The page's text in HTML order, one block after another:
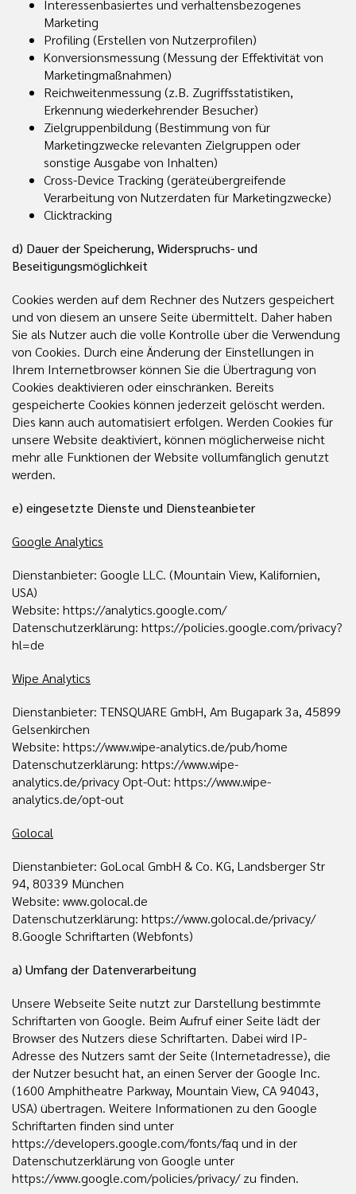
Interessenbasiertes und verhaltensbezogenes
Marketing
Profiling (Erstellen von Nutzerprofilen)
Konversionsmessung (Messung der Effektivität von
Marketingmaßnahmen)
Reichweitenmessung (z.B. Zugriffsstatistiken,
Erkennung wiederkehrender Besucher)
Zielgruppenbildung (Bestimmung von für
Marketingzwecke relevanten Zielgruppen oder
sonstige Ausgabe von Inhalten)
Cross-Device Tracking (geräteübergreifende
Verarbeitung von Nutzerdaten für Marketingzwecke)
Clicktracking
d) Dauer der Speicherung, Widerspruchs- und
Beseitigungsmöglichkeit
Cookies werden auf dem Rechner des Nutzers gespeichert
und von diesem an unsere Seite übermittelt. Daher haben
Sie als Nutzer auch die volle Kontrolle über die Verwendung
von Cookies. Durch eine Änderung der Einstellungen in
Ihrem Internetbrowser können Sie die Übertragung von
Cookies deaktivieren oder einschränken. Bereits
gespeicherte Cookies können jederzeit gelöscht werden.
Dies kann auch automatisiert erfolgen. Werden Cookies für
unsere Website deaktiviert, können möglicherweise nicht
mehr alle Funktionen der Website vollumfänglich genutzt
werden.
e) eingesetzte Dienste und Diensteanbieter
Google Analytics
Dienstanbieter: Google LLC. (Mountain View, Kalifornien,
USA)
Website: https://analytics.google.com/
Datenschutzerklärung: https://policies.google.com/privacy?
hl=de
Wipe Analytics
Dienstanbieter: TENSQUARE GmbH, Am Bugapark 3a, 45899
Gelsenkirchen
Website: https://www.wipe-analytics.de/pub/home
Datenschutzerklärung: https://www.wipe-
analytics.de/privacy Opt-Out: https://www.wipe-
analytics.de/opt-out
Golocal
Dienstanbieter: GoLocal GmbH & Co. KG, Landsberger Str
94, 80339 München
Website: www.golocal.de
Datenschutzerklärung: https://www.golocal.de/privacy/
8.Google Schriftarten (Webfonts)
a) Umfang der Datenverarbeitung
Unsere Webseite Seite nutzt zur Darstellung bestimmte
Schriftarten von Google. Beim Aufruf einer Seite lädt der
Browser des Nutzers diese Schriftarten. Dabei wird IP-
Adresse des Nutzers samt der Seite (Internetadresse), die
der Nutzer besucht hat, an einen Server der Google Inc.
(1600 Amphitheatre Parkway, Mountain View, CA 94043,
USA) übertragen. Weitere Informationen zu den Google
Schriftarten finden sind unter
https://developers.google.com/fonts/faq und in der
Datenschutzerklärung von Google unter
https://www.google.com/policies/privacy/ zu finden.